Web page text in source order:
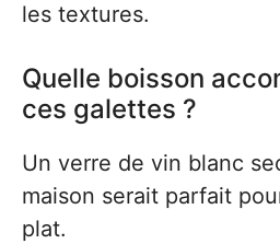
les textures.
Quelle boisson
ces galettes ?
Un verre de vin blanc
maison serait parfait
plat.